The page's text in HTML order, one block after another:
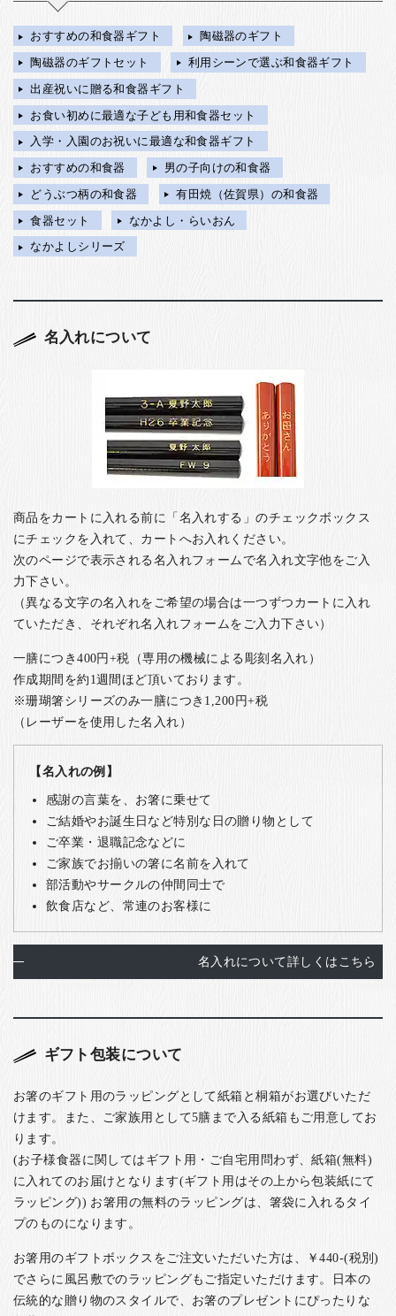
おすすめの和食器ギフト
陶磁器のギフト
陶磁器のギフトセット
利用シーンで選ぶ和食器ギフト
出産祝いに贈る和食器ギフト
お食い初めに最適な子ども用和食器セット
入学・入園のお祝いに最適な和食器ギフト
おすすめの和食器
男の子向けの和食器
どうぶつ柄の和食器
有田焼（佐賀県）の和食器
食器セット
なかよし・らいおん
なかよしシリーズ
名入れについて
商品をカートに入れる前に「名入れする」のチェックボックス
にチェックを入れて、カートへお入れください。
次のページで表示される名入れフォームで名入れ文字他をご入
力下さい。
（異なる文字の名入れをご希望の場合は一つずつカートに入れ
ていただき、それぞれ名入れフォームをご入力下さい）
一膳につき400円+税（専用の機械による彫刻名入れ）
作成期間を約1週間ほど頂いております。
※珊瑚箸シリーズのみ一膳につき1,200円+税
（レーザーを使用した名入れ）
【名入れの例】
感謝の言葉を、お箸に乗せて
ご結婚やお誕生日など特別な日の贈り物として
ご卒業・退職記念などに
ご家族でお揃いの箸に名前を入れて
部活動やサークルの仲間同士で
飲食店など、常連のお客様に
名入れについて詳しくはこちら
ギフト包装について
お箸のギフト用のラッピングとして紙箱と桐箱がお選びいただ
けます。また、ご家族用として5膳まで入る紙箱もご用意してお
ります。
(お子様食器に関してはギフト用・ご自宅用問わず、紙箱(無料)
に入れてのお届けとなります(ギフト用はその上から包装紙にて
ラッピング)) お箸用の無料のラッピングは、箸袋に入れるタイ
プのものになります。
お箸用のギフトボックスをご注文いただいた方は、￥440-(税別)
でさらに風呂敷でのラッピングもご指定いただけます。日本の
伝統的な贈り物のスタイルで、お箸のプレゼントにぴったりな